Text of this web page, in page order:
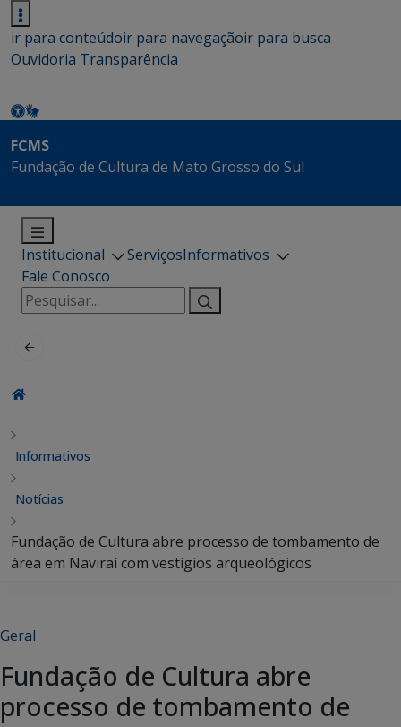
ir para conteúdoir para navegaçãoir para busca
Ouvidoria Transparência
FCMS
Fundação de Cultura de Mato Grosso do Sul
Institucional ServiçosInformativos
Fale Conosco
Pesquisar
por:
Informativos
Notícias
Fundação de Cultura abre processo de tombamento de
área em Naviraí com vestígios arqueológicos
Geral
Fundação de Cultura abre
processo de tombamento de